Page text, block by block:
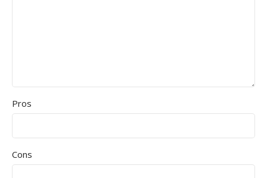
Pros
Cons